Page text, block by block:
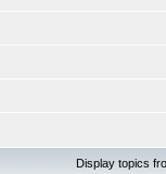
Display topics